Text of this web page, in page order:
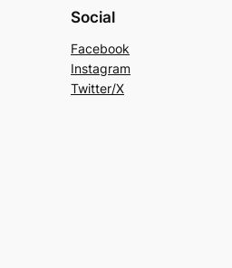
Social
Facebook
Instagram
Twitter/X